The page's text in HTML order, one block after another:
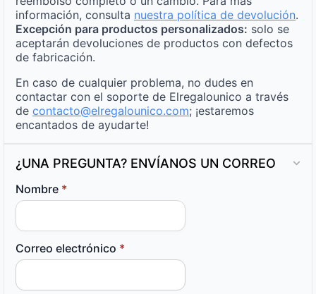
información, consulta nuestra política de devolución.
Excepción para productos personalizados: solo se
aceptarán devoluciones de productos con defectos
de fabricación.
En caso de cualquier problema, no dudes en
contactar con el soporte de Elregalounico a través
de contacto@elregalounico.com; ¡estaremos
encantados de ayudarte!
¿UNA PREGUNTA? ENVÍANOS UN CORREO
Nombre *
Correo electrónico *